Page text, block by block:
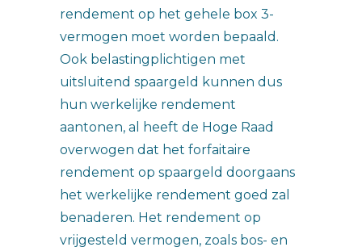
rendement op het gehele box 3-
vermogen moet worden bepaald.
Ook belastingplichtigen met
uitsluitend spaargeld kunnen dus
hun werkelijke rendement
aantonen, al heeft de Hoge Raad
overwogen dat het forfaitaire
rendement op spaargeld doorgaans
het werkelijke rendement goed zal
benaderen. Het rendement op
vrijgesteld vermogen, zoals bos- en